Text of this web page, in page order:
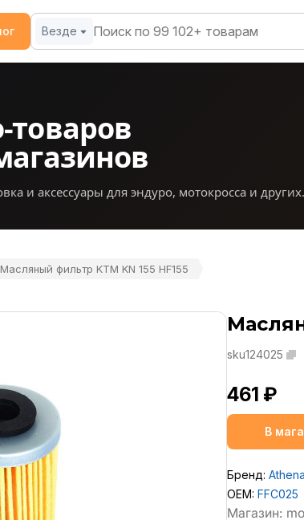
Везде
товаров
и аксессуары для эндуро, мотокросса и других.
Масляный фильтр KTM KN 155 HF155
sku124025
461 ₽
В
Бренд: Athena
OEM: FFC025